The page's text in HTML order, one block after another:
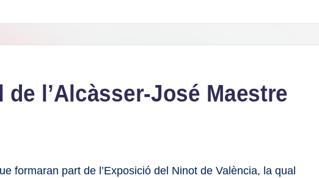
l’Alcàsser-José Maestre
formaran part de l’Exposició del Ninot de València, la qual